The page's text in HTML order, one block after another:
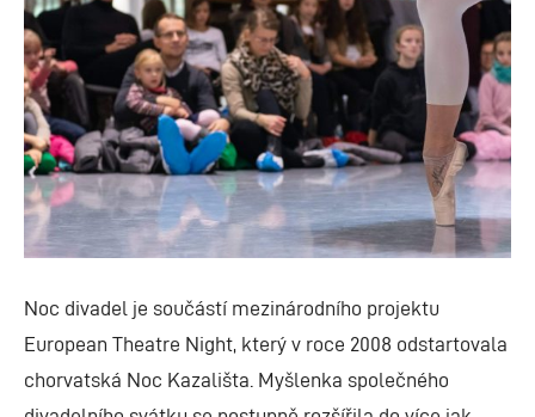
Noc divadel je součástí mezinárodního projektu
European Theatre Night, který v roce 2008 odstartovala
chorvatská Noc Kazališta. Myšlenka společného